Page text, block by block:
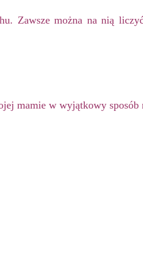
Zawsze można na nią
mamie w wyjątkowy sposób